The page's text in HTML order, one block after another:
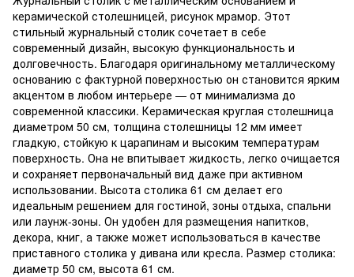
керамической столешницей, рисунок мрамор. Этот
стильный журнальный столик сочетает в себе
современный дизайн, высокую функциональность и
долговечность. Благодаря оригинальному металлическому
основанию с фактурной поверхностью он становится ярким
акцентом в любом интерьере — от минимализма до
современной классики. Керамическая круглая столешница
диаметром 50 см, толщина столешницы 12 мм имеет
гладкую, стойкую к царапинам и высоким температурам
поверхность. Она не впитывает жидкость, легко очищается
и сохраняет первоначальный вид даже при активном
использовании. Высота столика 61 см делает его
идеальным решением для гостиной, зоны отдыха, спальни
или лаунж-зоны. Он удобен для размещения напитков,
декора, книг, а также может использоваться в качестве
приставного столика у дивана или кресла. Размер столика:
диаметр 50 см, высота 61 см.